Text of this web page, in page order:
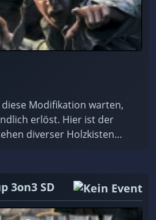
Modifikation warten,
erlöst. Hier ist der
diverser Holzkisten
3on3 SD